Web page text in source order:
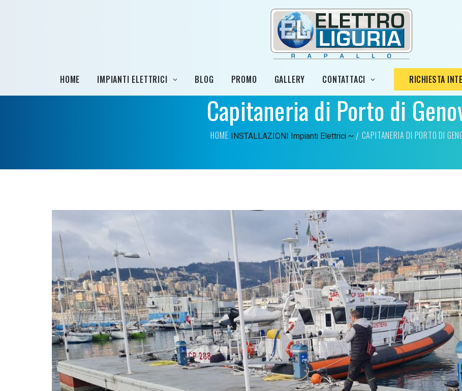
HOME IMPIANTI ELETTRICI BLOG PROMO GALLERY CONTATTACI RICHIESTA
Capitaneria di Porto di
HOME INSTALLAZIONI Impianti Elettrici ~ CAPITANERIA DI PORTO DI